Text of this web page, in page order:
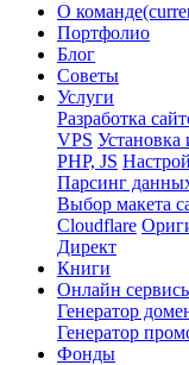
О команде
Портфолио
Блог
Советы
Услуги
Разработка
VPS Установка
PHP, JS
Парсинг
Выбор макета
Cloudflare
Директ
Книги
Онлайн
Генератор
Генератор
Фонды